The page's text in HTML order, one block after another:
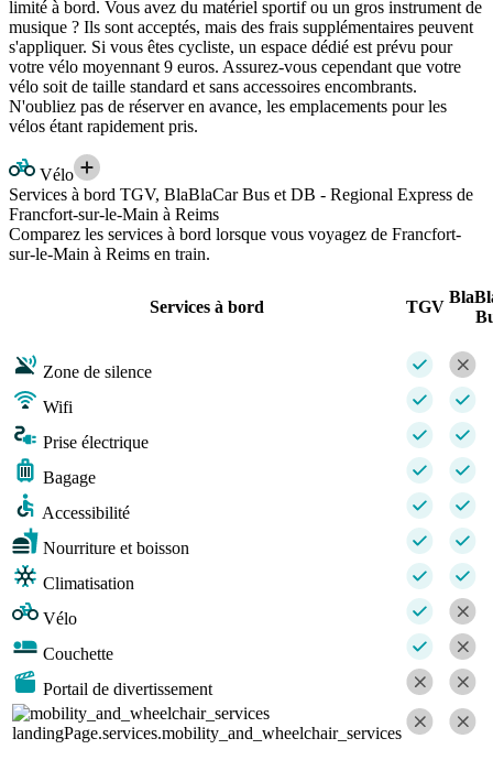
limité à bord. Vous avez du matériel sportif ou un gros instrument de
musique ? Ils sont acceptés, mais des frais supplémentaires peuvent
s'appliquer. Si vous êtes cycliste, un espace dédié est prévu pour
votre vélo moyennant 9 euros. Assurez-vous cependant que votre
vélo soit de taille standard et sans accessoires encombrants.
N'oubliez pas de réserver en avance, les emplacements pour les
vélos étant rapidement pris.
Vélo
Services à bord TGV, BlaBlaCar Bus et DB - Regional Express de
Francfort-sur-le-Main à Reims
Comparez les services à bord lorsque vous voyagez de Francfort-
sur-le-Main à Reims en train.
Services à bord TGV
Zone de silence
Wifi
Prise électrique
Bagage
Accessibilité
Nourriture et boisson
Climatisation
Vélo
Couchette
Portail de divertissement
landingPage.services.mobility_and_wheelchair_services